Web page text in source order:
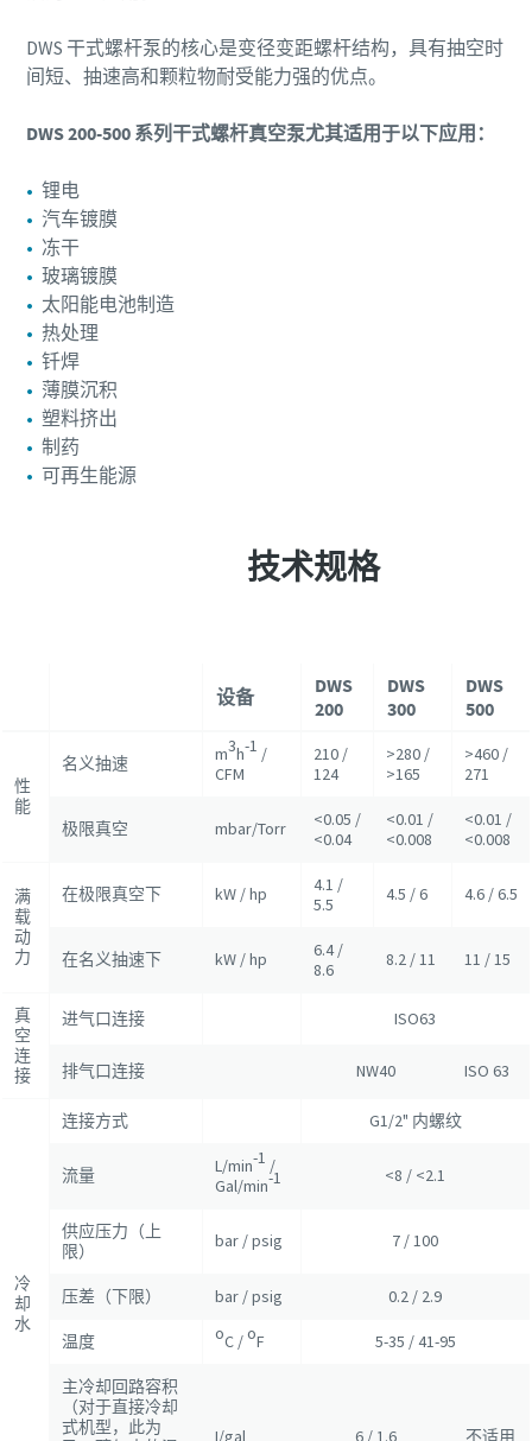
DWS 干式螺杆泵的核心是变径变距螺杆结构，具有抽空时
间短、抽速高和颗粒物耐受能力强的优点。
DWS 200-500 系列干式螺杆真空泵尤其适用于以下应用：
锂电
汽车镀膜
冻干
玻璃镀膜
太阳能电池制造
热处理
钎焊
薄膜沉积
塑料挤出
制药
可再生能源
技术规格
设备
DWS
200
DWS
300
DWS
500
性
能
名义抽速 m3h-1 /
CFM
210 /
124
>280 /
>165
>460 /
271
极限真空 mbar/Torr
<0.05 /
<0.04
<0.01 /
<0.008
<0.01 /
<0.008
满
载
动
力
在极限真空下 kW / hp
4.1 /
5.5
4.5 / 6 4.6 / 6.5
在名义抽速下 kW / hp
6.4 /
8.6
8.2 / 11 11 / 15
真
空
连
接
进气口连接 ISO63
排气口连接 NW40 ISO 63
冷
却
水
连接方式 G1/2" 内螺纹
流量 L/min-1 /
Gal/min-1 <8 / <2.1
供应压力（上
限）
bar / psig 7 / 100
压差（下限） bar / psig 0.2 / 2.9
温度 oC /oF 5-35 / 41-95
主冷却回路容积
（对于直接冷却
式机型，此为
I/gal 6 / 1.6 不适用
提交
提交
提交